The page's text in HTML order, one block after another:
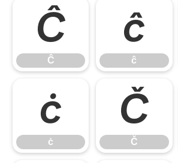
Ĉ
Ĉ
ĉ
ĉ
ċ
ċ
Č
Č